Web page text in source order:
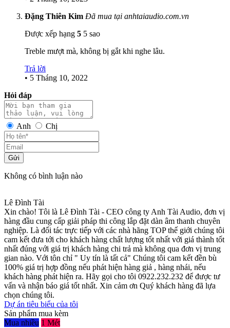
Đặng Thiên Kim Đã mua tại anhtaiaudio.com.vn
Được xếp hạng 5 5 sao
Treble mượt mà, không bị gắt khi nghe lâu.
Trả lời
• 5 Tháng 10, 2022
Hỏi đáp
Anh Chị
Gửi
Không có bình luận nào
Lê Đình Tài
Xin chào! Tôi là Lê Đình Tài - CEO công ty Anh Tài Audio, đơn vị
hàng đầu cung cấp giải pháp thi công lắp đặt dàn âm thanh chuyên
nghiệp. Là đối tác trực tiếp với các nhà hãng TOP thế giới chúng tôi
cam kết đưa tới cho khách hàng chất lượng tốt nhất với giá thành tốt
nhất đúng với giá trị khách hàng chi trả mà không qua đơn vị trung
gian nào. Với tôn chỉ " Uy tín là tất cả" Chúng tôi cam kết đền bù
100% giá trị hợp đồng nếu phát hiện hàng giả , hàng nhái, nếu
khách hàng phát hiện ra. Hãy gọi cho tôi 0922.232.232 để được tư
vấn và nhận báo giá tốt nhất. Xin cảm ơn Quý khách hàng đã lựa
chọn chúng tôi.
Dự án tiêu biểu của tôi
Sản phẩm mua kèm
Mua nhiều 1 Mét